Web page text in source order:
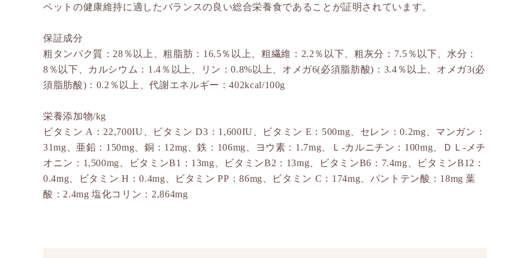
ペットの健康維持に適したバランスの良い総合栄養食であることが証明されています。
保証成分
粗タンパク質：28％以上、粗脂肪：16.5％以上、粗繊維：2.2％以下、粗灰分：7.5％以下、水分：
8％以下、カルシウム：1.4％以上、リン：0.8%以上、オメガ6(必須脂肪酸)：3.4％以上、オメガ3(必
須脂肪酸)：0.2％以上、代謝エネルギー：402kcal/100g
栄養添加物/kg
ビタミン A：22,700IU、ビタミン D3：1,600IU、ビタミン E：500mg、セレン：0.2mg、マンガン：
31mg、亜鉛：150mg、銅：12mg、鉄：106mg、ヨウ素：1.7mg、Ｌ-カルニチン：100mg、ＤＬ-メチ
オニン：1,500mg、ビタミンB1：13mg、ビタミンB2：13mg、ビタミンB6：7.4mg、ビタミンB12：
0.4mg、ビタミン H：0.4mg、ビタミン PP：86mg、ビタミン C：174mg、パントテン酸：18mg 葉
酸：2.4mg 塩化コリン：2,864mg